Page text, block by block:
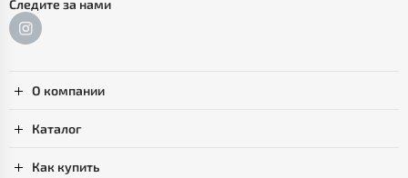
Следите за нами
О компании
Каталог
Как купить